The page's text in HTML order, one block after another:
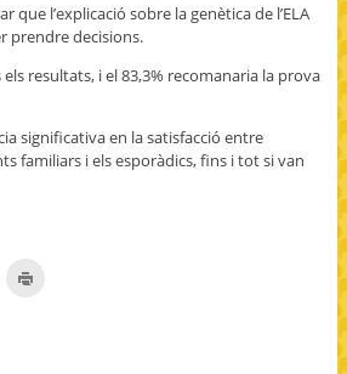
que l’explicació sobre la genètica de l’ELA
prendre decisions.
resultats, i el 83,3% recomanaria la prova
significativa en la satisfacció entre
familiars i els esporàdics, fins i tot si van